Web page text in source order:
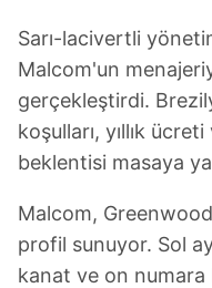
Sarı-lacivertli
Malcom'un
gerçekleştirdi.
koşulları, yıllık
beklentisi masaya
Malcom,
profil sunuyor. Sol
kanat ve on